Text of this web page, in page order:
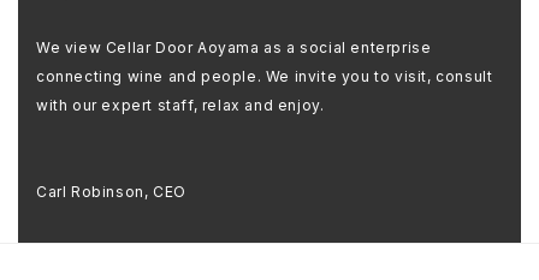
We view Cellar Door Aoyama as a social enterprise
connecting wine and people. We invite you to visit, consult
with our expert staff, relax and enjoy.
Carl Robinson, CEO